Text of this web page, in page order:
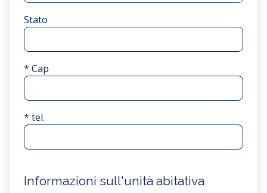
Stato
* Cap
* tel.
Informazioni sull'unità abitativa